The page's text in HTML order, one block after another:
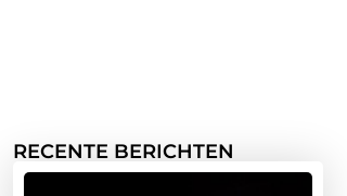
RECENTE BERICHTEN